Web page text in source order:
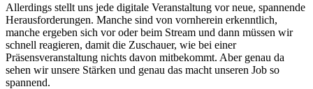
Allerdings stellt uns jede digitale Veranstaltung vor neue, spannende
Herausforderungen. Manche sind von vornherein erkenntlich,
manche ergeben sich vor oder beim Stream und dann müssen wir
schnell reagieren, damit die Zuschauer, wie bei einer
Präsensveranstaltung nichts davon mitbekommt. Aber genau da
sehen wir unsere Stärken und genau das macht unseren Job so
spannend.